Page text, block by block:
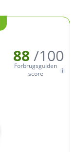
88 /100
Forbrugsguiden
score